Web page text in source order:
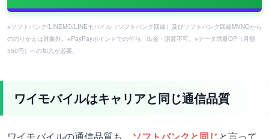
※ソフトバンク/LINEMO/LINEモバイル（ソフトバンク回線）及びソフトバンク回線MVNOから
ののりかえは対象外。※PayPayポイントでの付与、出金・譲渡不可。※データ増量OP（月額
550円）への加入が必要。
ワイモバイルはキャリアと同じ通信品質